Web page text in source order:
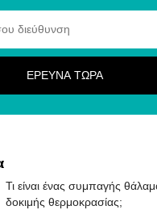
Τι είναι ένας συμπαγής
δοκιμής θερμοκρασίας;